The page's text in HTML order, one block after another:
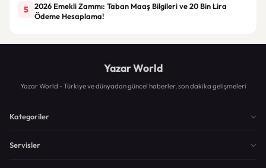
5
2026 Emekli Zammı: Taban Maaş Bilgileri ve 20 Bin Lira
Ödeme Hesaplama!
Yazar World
Yazar World - Türkiye ve dünyadan güncel haberler, son dakika gelişmeleri
Kategoriler
Servisler